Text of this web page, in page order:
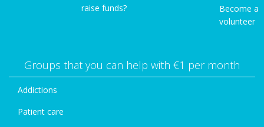
raise funds?
Become a
volunteer
Groups that you can help with €1 per month
Addictions
Patient care